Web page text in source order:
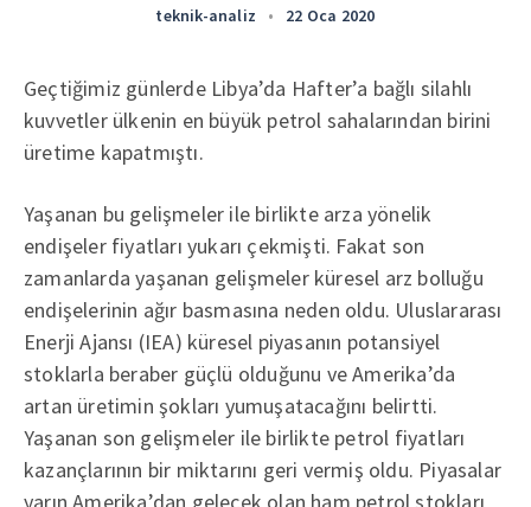
teknik-analiz • 22 Oca 2020
Geçtiğimiz günlerde Libya’da Hafter’a bağlı silahlı
kuvvetler ülkenin en büyük petrol sahalarından birini
üretime kapatmıştı.
Yaşanan bu gelişmeler ile birlikte arza yönelik
endişeler fiyatları yukarı çekmişti. Fakat son
zamanlarda yaşanan gelişmeler küresel arz bolluğu
endişelerinin ağır basmasına neden oldu. Uluslararası
Enerji Ajansı (IEA) küresel piyasanın potansiyel
stoklarla beraber güçlü olduğunu ve Amerika’da
artan üretimin şokları yumuşatacağını belirtti.
Yaşanan son gelişmeler ile birlikte petrol fiyatları
kazançlarının bir miktarını geri vermiş oldu. Piyasalar